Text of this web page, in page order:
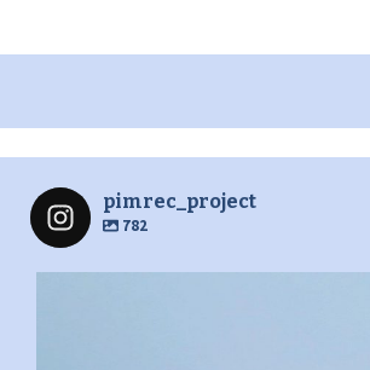
pimrec_project
782